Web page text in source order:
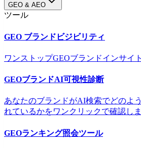
GEO & AEO
ツール
GEO ブランドビジビリティ
ワンストップGEOブランドインサイト
GEOブランドAI可視性診断
あなたのブランドがAI検索でどのよ
れているかをワンクリックで確認し
GEOランキング照会ツール